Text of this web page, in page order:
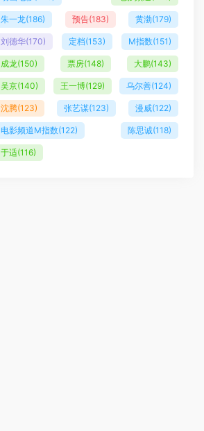
朱一龙(186) 预告(183) 黄渤(179)
刘德华(170) 定档(153) M指数(151)
成龙(150) 票房(148) 大鹏(143)
吴京(140) 王一博(129) 乌尔善(124)
沈腾(123) 张艺谋(123) 漫威(122)
电影频道M指数(122) 陈思诚(118)
于适(116)